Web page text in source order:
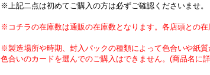
※上記二点は初めてご購入の方は必ずご確認くださいませ。
※コチラの在庫数は通販の在庫数となります。各店頭との在
※製造場所や時期、封入パックの種類によって色合いや紙
色合いのカードを選んでのご購入はできません。(商品名に